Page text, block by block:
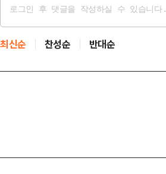
최신순 찬성순 반대순